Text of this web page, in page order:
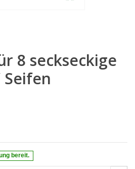
8 seckseckige
bereit.